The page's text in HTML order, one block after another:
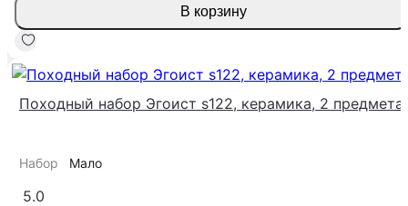
В корзину
Походный набор Эгоист s122, керамика, 2 предмета
Набор Мало
5.0